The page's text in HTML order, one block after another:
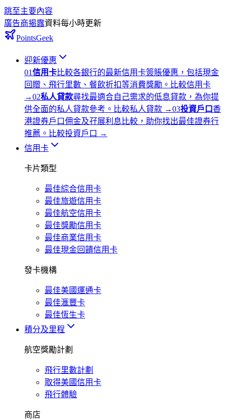
跳至主要內容
廣告商揭露資料每小時更新
PointsGeek
迎新優惠
01信用卡比較各銀行的最新信用卡簽賬優惠，包括現金
回贈、飛行里數、餐飲折扣等消費獎勵。 比較信用卡
→02私人貸款尋找最適合自己需求的低息貸款，為你提
供全面的私人貸款參考。 比較私人貸款 →03投資戶口香
港證券戶口佣金及孖展利息比較，助你找出最佳證券行
推薦。 比較投資戶口 →
信用卡
卡片類型
最佳綜合信用卡
最佳旅遊信用卡
最佳航空信用卡
最佳獎勵信用卡
最佳商業信用卡
最佳現金回饋信用卡
發卡機構
最佳美國運通卡
最佳滙豐卡
最佳恆生卡
積分及里程
航空獎勵計劃
飛行里數計劃
取得美國信用卡
飛行體驗
商店